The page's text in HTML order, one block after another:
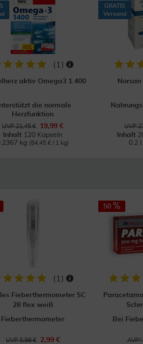
( 1 )
aktiv Omega3 1.400
die normale
Herzfunktion
UVP 21,45 €
19,99 €
Inhalt 120 Kapseln
kg (84,45 € / 1 kg)
GRATIS
Versand
UVP
Inhalt
0.2 l
( 1 )
Fieberthermometer SC
28 flex weiß
Fieberthermometer
UVP 5,99 €
2,99 €
50
Bei
AVP*